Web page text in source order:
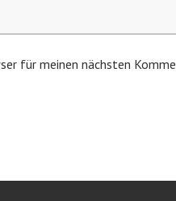
für meinen nächsten